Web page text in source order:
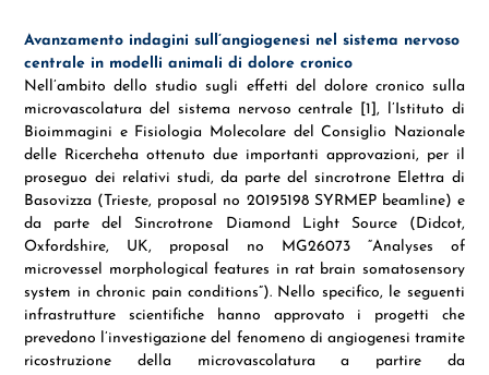
Avanzamento indagini sull’angiogenesi nel sistema nervoso
centrale in modelli animali di dolore cronico
Nell’ambito dello studio sugli effetti del dolore cronico sulla
microvascolatura del sistema nervoso centrale [1], l’Istituto di
Bioimmagini e Fisiologia Molecolare del Consiglio Nazionale
delle Ricercheha ottenuto due importanti approvazioni, per il
proseguo dei relativi studi, da parte del sincrotrone Elettra di
Basovizza (Trieste, proposal no 20195198 SYRMEP beamline) e
da parte del Sincrotrone Diamond Light Source (Didcot,
Oxfordshire, UK, proposal no MG26073 “Analyses of
microvessel morphological features in rat brain somatosensory
system in chronic pain conditions”). Nello specifico, le seguenti
infrastrutture scientifiche hanno approvato i progetti che
prevedono l’investigazione del fenomeno di angiogenesi tramite
ricostruzione della microvascolatura a partire da